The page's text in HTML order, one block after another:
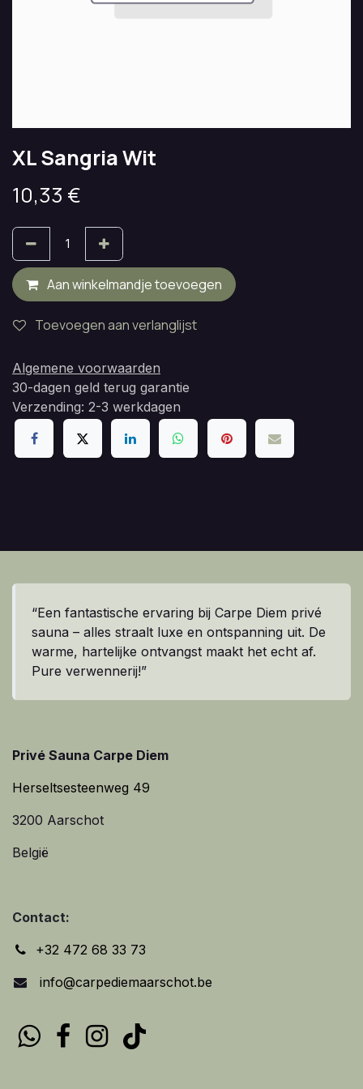
XL Sangria Wit
10,33 €
Aan winkelmandje toevoegen
Toevoegen aan verlanglijst
Algemene voorwaarden
30-dagen geld terug garantie
Verzending: 2-3 werkdagen
“Een fantastische ervaring bij Carpe Diem privé
sauna – alles straalt luxe en ontspanning uit. De
warme, hartelijke ontvangst maakt het echt af.
Pure verwennerij!”
Privé Sauna Carpe Diem
Herseltsesteenweg 49
3200 Aarschot
België
Contact:
+32 472 68 33 73
info@carpediemaarschot.be